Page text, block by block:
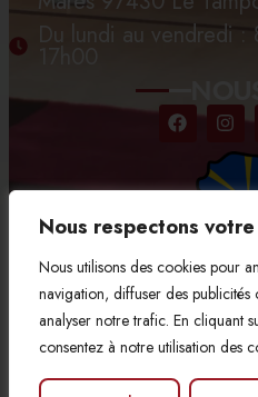
Nous respectons
Nous utilisons des cookies pour
navigation, diffuser des publicités
analyser notre trafic. En cliquant
consentez à notre utilisation des
Du lundi au vendredi